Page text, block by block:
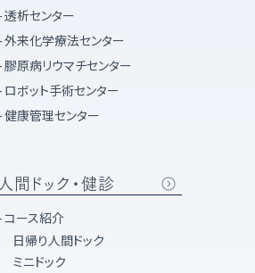
透析センター
外来化学療法センター
膠原病リウマチセンター
ロボット手術センター
健康管理センター
人間ドック・健診
コース紹介
日帰り人間ドック
ミニドック